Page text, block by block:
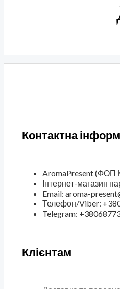
Контактна
AromaPresent (ФОП
Інтернет-магазин
Email: aroma-
Телефон/Viber:
Telegram:
Клієнтам